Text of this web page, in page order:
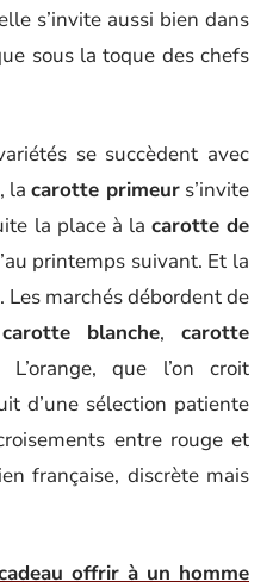
s’invite aussi bien dans
sous la toque des chefs
se succèdent avec
lacarotte primeurs’invite
la place à la carotte de
printemps suivant. Et la
Les marchés débordent de
carotte blanche,carotte
L’orange, que l’on croit
d’une sélection patiente
entre rouge et
française, discrète mais
offrir à un homme